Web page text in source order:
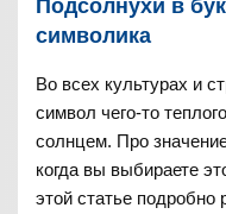
символика
Во всех культурах и
символ чего-то
солнцем. Про
когда вы выбираете
этой статье подробно